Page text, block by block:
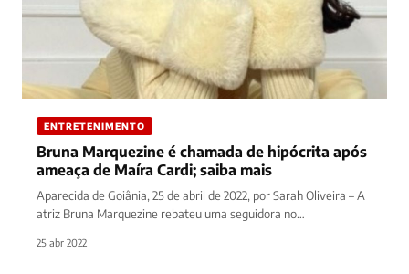
ENTRETENIMENTO
Bruna Marquezine é chamada de hipócrita após
ameaça de Maíra Cardi; saiba mais
Aparecida de Goiânia, 25 de abril de 2022, por Sarah Oliveira – A
atriz Bruna Marquezine rebateu uma seguidora no…
25 abr 2022